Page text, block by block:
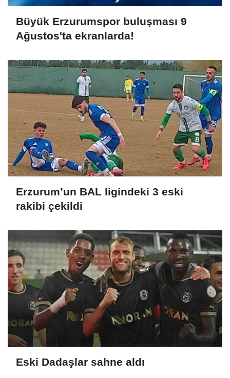
Büyük Erzurumspor buluşması 9
Ağustos'ta ekranlarda!
Erzurum’un BAL ligindeki 3 eski
rakibi çekildi
Eski Dadaşlar sahne aldı